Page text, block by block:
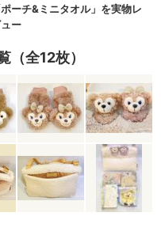
（全12枚）